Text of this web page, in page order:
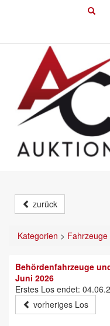
zurück
Kategorien > Fahrzeuge
Behördenfahrzeuge
Juni 2026
Erstes Los endet:
vorheriges Los